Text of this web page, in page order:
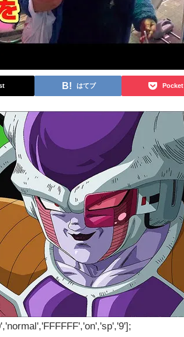
はてブ Pocket